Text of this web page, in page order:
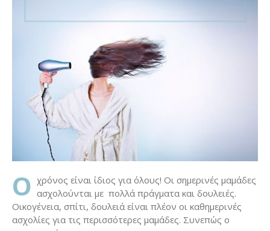
O χρόνος είναι ίδιος για όλους! Οι σημερινές μαμάδες
ασχολούνται με πολλά πράγματα και δουλειές.
Οικογένεια, σπίτι, δουλειά είναι πλέον οι καθημερινές
ασχολίες για τις περισσότερες μαμάδες. Συνεπώς ο